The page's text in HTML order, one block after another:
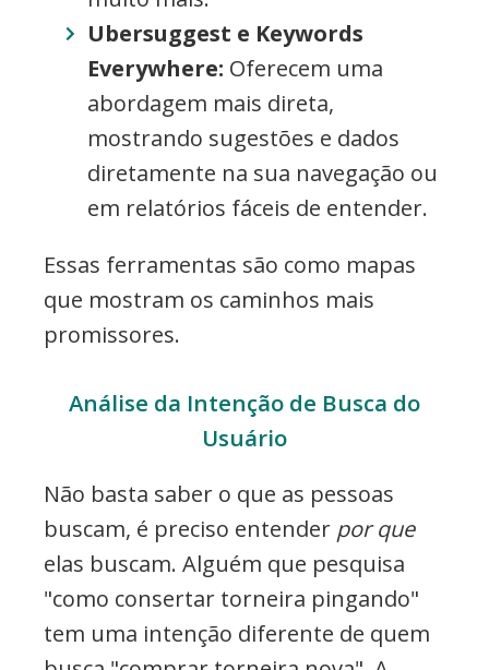
Ubersuggest e Keywords
Everywhere: Oferecem uma
abordagem mais direta,
mostrando sugestões e dados
diretamente na sua navegação ou
em relatórios fáceis de entender.
Essas ferramentas são como mapas
que mostram os caminhos mais
promissores.
Análise da Intenção de Busca do
Usuário
Não basta saber o que as pessoas
buscam, é preciso entender por que
elas buscam. Alguém que pesquisa
"como consertar torneira pingando"
tem uma intenção diferente de quem